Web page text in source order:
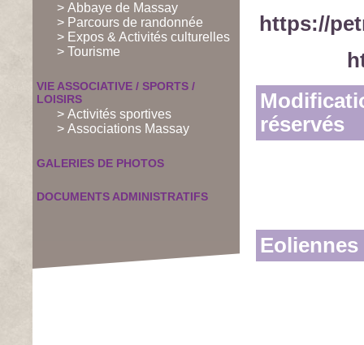
> Abbaye de Massay
> Parcours de randonnée
> Expos & Activités culturelles
> Tourisme
VIE ASSOCIATIVE / SPORTS /
LOISIRS
> Activités sportives
> Associations Massay
GALERIES DE PHOTOS
DOCUMENTS ADMINISTRATIFS
https://
réservés
Eoliennes